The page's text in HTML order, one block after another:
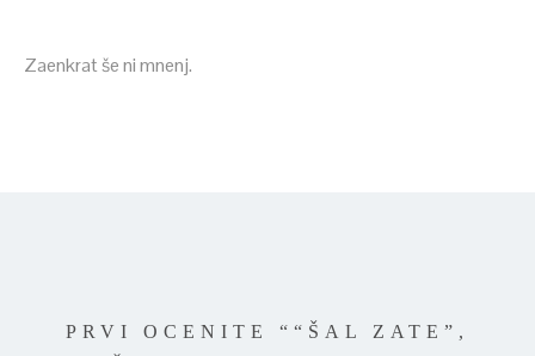
Zaenkrat še ni mnenj.
PRVI OCENITE ““ŠAL ZATE”,